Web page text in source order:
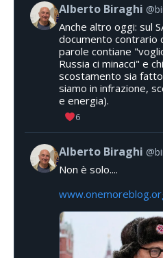
Alberto Biraghi
Anche altro oggi: sul
documento contrario
parole contiane
Russia ci minacci" e
scostamento sia
siamo in infrazione,
e energia).
6
Alberto Biraghi
Non è solo....